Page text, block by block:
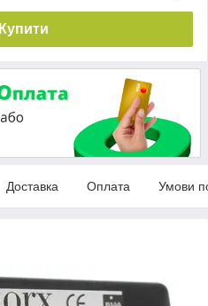
Купити
Доставка Оплата Умови